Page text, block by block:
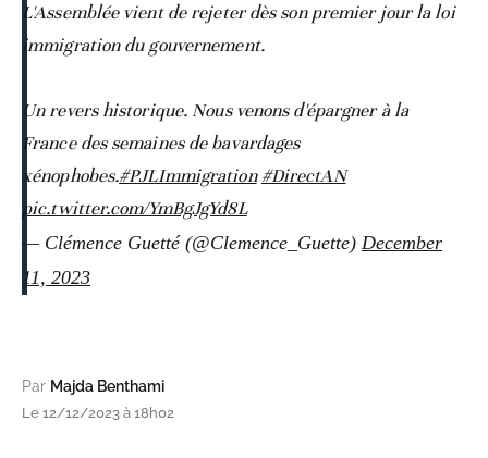
L'Assemblée vient de rejeter dès son premier jour la loi
immigration du gouvernement.
Un revers historique. Nous venons d'épargner à la
France des semaines de bavardages
xénophobes.#PJLImmigration #DirectAN
pic.twitter.com/YmBgJgYd8L
— Clémence Guetté (@Clemence_Guette) December
11, 2023
Par Majda Benthami
Le 12/12/2023 à 18h02